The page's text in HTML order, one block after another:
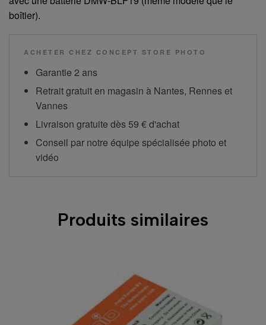
boîtier).
ACHETER CHEZ CONCEPT STORE PHOTO
Garantie 2 ans
Retrait gratuit en magasin à Nantes, Rennes et
Vannes
Livraison gratuite dès 59 € d'achat
Conseil par notre équipe spécialisée photo et
vidéo
Produits similaires